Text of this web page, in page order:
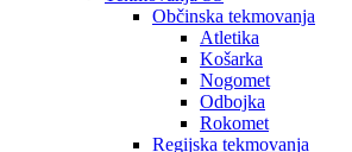
Občinska tekmovanja
Atletika
Košarka
Nogomet
Odbojka
Rokomet
Regijska tekmovanja